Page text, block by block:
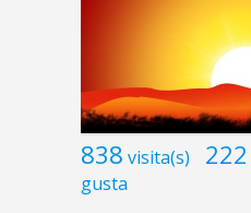
838 visita(s) 222
gusta